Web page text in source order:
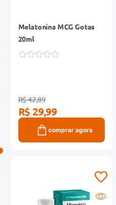
Melatonina MCG Gotas
20ml
R$ 42,89
R$ 29,99
comprar agora